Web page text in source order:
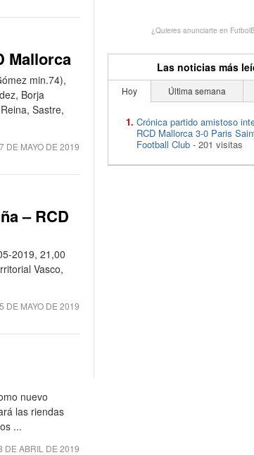
Mallorca
min.74),
Borja
Sastre,
DE MAYO DE 2019
– RCD
2019, 21,00
Vasco,
DE MAYO DE 2019
nuevo
las riendas
...
DE ABRIL DE 2019
¿Quieres anunciarte en
Las noticias más
Hoy Última semana
Crónica partido amistoso
RCD Mallorca 3-0 Paris
Football Club - 201 visitas